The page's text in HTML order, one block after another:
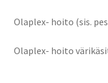
Olaplex- hoito (sis.
Olaplex- hoito